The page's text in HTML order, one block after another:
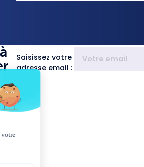
Saisissez votre
adresse email :